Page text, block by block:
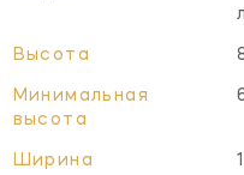
Высота
Минимальная
высота
Ширина